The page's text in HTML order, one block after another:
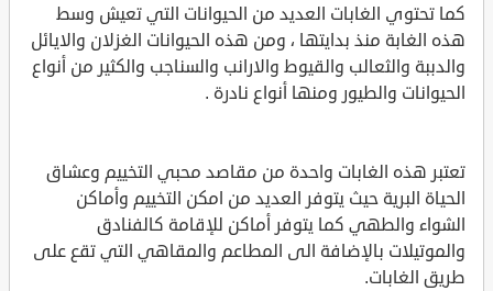
كما تحتوي الغابات العديد من الحيوانات التي تعيش وسط
هذه الغابة منذ بدايتها ، ومن هذه الحيوانات الغزلان والايائل
والدببة والثعالب والقيوط والارانب والسناجب والكثير من أنواع
الحيوانات والطيور ومنها أنواع نادرة .
تعتبر هذه الغابات واحدة من مقاصد محبي التخييم وعشاق
الحياة البرية حيث يتوفر العديد من امكن التخييم وأماكن
الشواء والطهي كما يتوفر أماكن للإقامة كالفنادق
والموتيلات بالإضافة الى المطاعم والمقاهي التي تقع على
طريق الغابات.